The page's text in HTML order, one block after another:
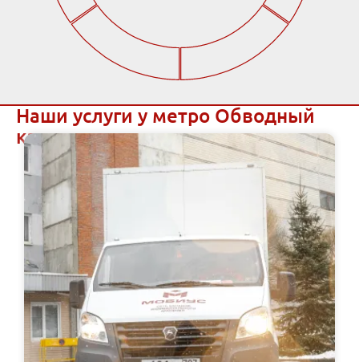
Наши услуги у метро Обводный
канал